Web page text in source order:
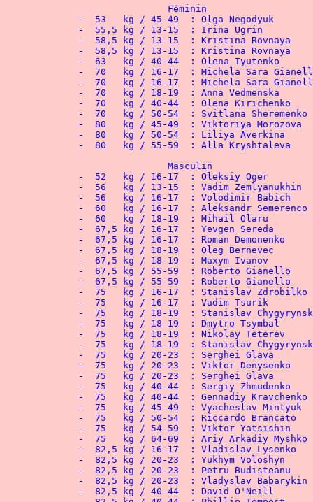
Féminin
			Masculin